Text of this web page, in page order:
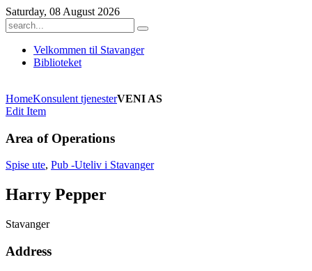
Saturday, 08 August 2026
Velkommen til Stavanger
Biblioteket
HomeKonsulent tjenesterVENI AS
Edit Item
Area of Operations
Spise ute, Pub -Uteliv i Stavanger
Harry Pepper
Stavanger
Address